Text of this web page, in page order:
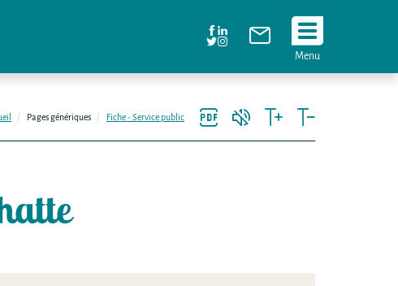
Suivez
!
Menu
Pages génériques Fiche - Service public